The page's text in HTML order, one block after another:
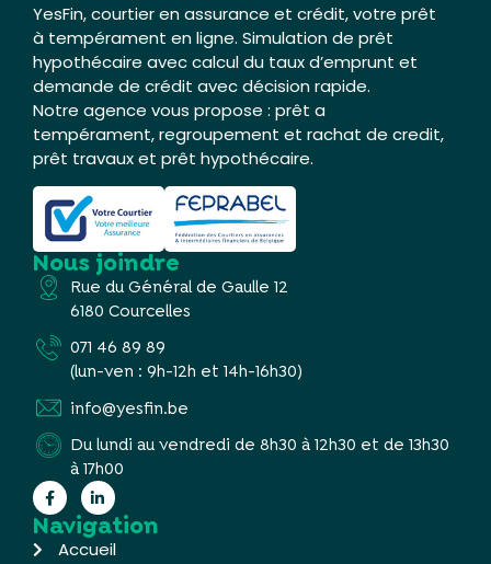
YesFin, courtier en assurance et crédit, votre prêt
à tempérament en ligne. Simulation de prêt
hypothécaire avec calcul du taux d’emprunt et
demande de crédit avec décision rapide.
Notre agence vous propose : prêt a
tempérament, regroupement et rachat de credit,
prêt travaux et prêt hypothécaire.
Nous joindre
Rue du Général de Gaulle 12
6180 Courcelles
071 46 89 89
(lun-ven : 9h-12h et 14h-16h30)
info@yesfin.be
Du lundi au vendredi de 8h30 à 12h30 et de 13h30
à 17h00
Navigation
Accueil